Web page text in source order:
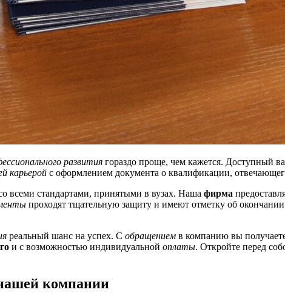
развития гораздо проще, чем кажется. Доступный
карьерой с оформлением документа о квалификации,
всеми стандартами, принятыми в вузах. Наша фирма
проходят тщательную защиту и имеют отметку об
реальный шанс на успех. С обращением в компанию вы
и с возможностью индивидуальной оплаты. Откройте перед
компании